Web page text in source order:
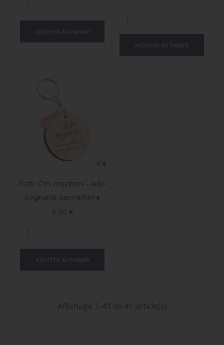
Porte Clés Imprimés - Aide-
Soignante Bienveillante
Prix
9,90 €
Affichage 1-41 de 41 article(s)